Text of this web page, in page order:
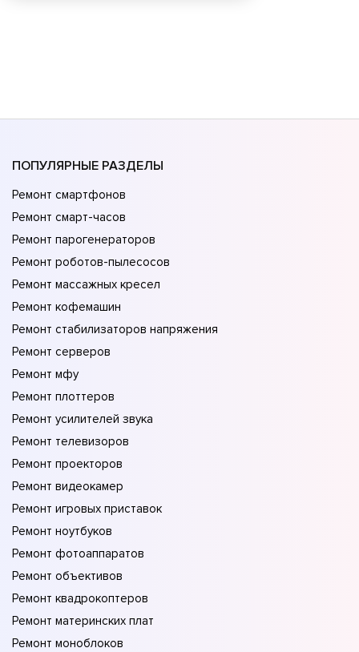
ПОПУЛЯРНЫЕ РАЗДЕЛЫ
Ремонт смартфонов
Ремонт смарт-часов
Ремонт парогенераторов
Ремонт роботов-пылесосов
Ремонт массажных кресел
Ремонт кофемашин
Ремонт стабилизаторов напряжения
Ремонт серверов
Ремонт мфу
Ремонт плоттеров
Ремонт усилителей звука
Ремонт телевизоров
Ремонт проекторов
Ремонт видеокамер
Ремонт игровых приставок
Ремонт ноутбуков
Ремонт фотоаппаратов
Ремонт объективов
Ремонт квадрокоптеров
Ремонт материнских плат
Ремонт моноблоков